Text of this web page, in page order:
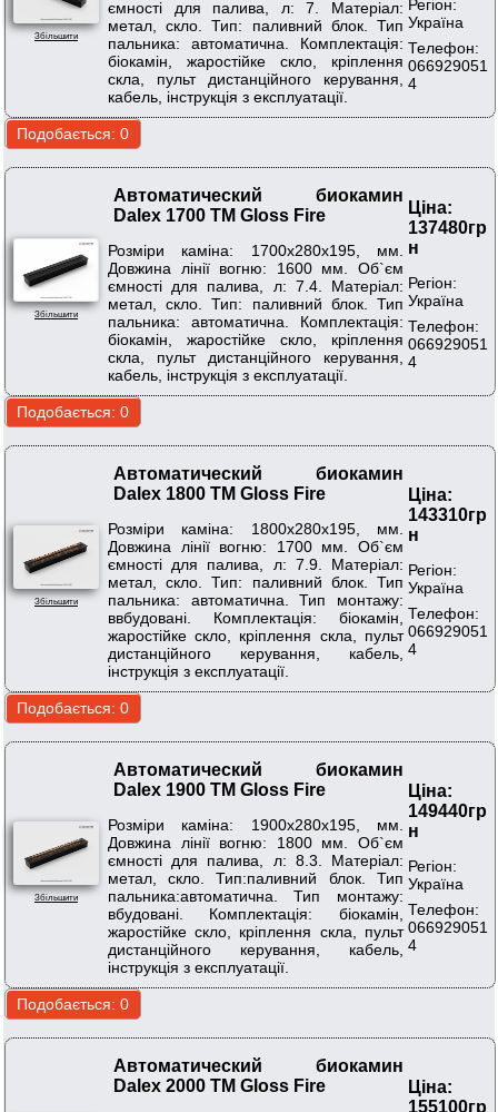
Збільшити
ємності для палива, л: 7. Матеріал:
метал, скло. Тип: паливний блок. Тип
пальника: автоматична. Комплектація:
біокамін, жаростійке скло, кріплення
скла, пульт дистанційного керування,
кабель, інструкція з експлуатації.
Регіон:
Україна
Телефон:
066929051
4
Збільшити
Автоматический биокамин
Dalex 1700 ТМ Gloss Fire
Розміри каміна: 1700х280х195, мм.
Довжина лінії вогню: 1600 мм. Об`єм
ємності для палива, л: 7.4. Матеріал:
метал, скло. Тип: паливний блок. Тип
пальника: автоматична. Комплектація:
біокамін, жаростійке скло, кріплення
скла, пульт дистанційного керування,
кабель, інструкція з експлуатації.
Ціна:
137480гр
н
Регіон:
Україна
Телефон:
066929051
4
Збільшити
Автоматический биокамин
Dalex 1800 ТМ Gloss Fire
Розміри каміна: 1800х280х195, мм.
Довжина лінії вогню: 1700 мм. Об`єм
ємності для палива, л: 7.9. Матеріал:
метал, скло. Тип: паливний блок. Тип
пальника: автоматична. Тип монтажу:
ввбудовані. Комплектація: біокамін,
жаростійке скло, кріплення скла, пульт
дистанційного керування, кабель,
інструкція з експлуатації.
Ціна:
143310гр
н
Регіон:
Україна
Телефон:
066929051
4
Збільшити
Автоматический биокамин
Dalex 1900 ТМ Gloss Fire
Розміри каміна: 1900х280х195, мм.
Довжина лінії вогню: 1800 мм. Об`єм
ємності для палива, л: 8.3. Матеріал:
метал, скло. Тип:паливний блок. Тип
пальника:автоматична. Тип монтажу:
вбудовані. Комплектація: біокамін,
жаростійке скло, кріплення скла, пульт
дистанційного керування, кабель,
інструкція з експлуатації.
Ціна:
149440гр
н
Регіон:
Україна
Телефон:
066929051
4
Автоматический биокамин
Dalex 2000 ТМ Gloss Fire
Ціна:
155100гр